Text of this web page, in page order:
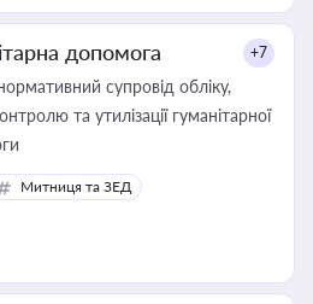
допомога +7
супровід обліку,
та утилізації гуманітарної
Митниця та ЗЕД